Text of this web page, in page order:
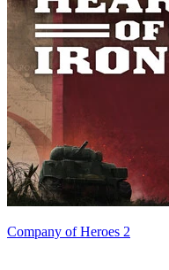
Company of Heroes 2